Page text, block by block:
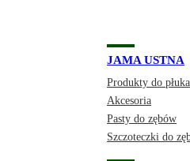
JAMA USTNA
Produkty do
Akcesoria
Pasty do zębów
Szczoteczki do